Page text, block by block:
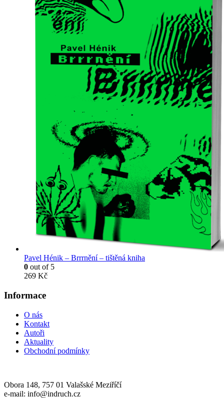
Pavel Hénik – Brrrnění – tištěná kniha
0 out of 5
269 Kč
Informace
O nás
Kontakt
Autoři
Aktuality
Obchodní podmínky
Obora 148, 757 01 Valašské Meziříčí
e-mail: info@indruch.cz